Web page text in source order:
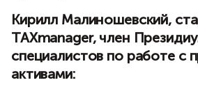
Кирилл Малиношевский,
TAXmanager, член
специалистов по работе с
активами: